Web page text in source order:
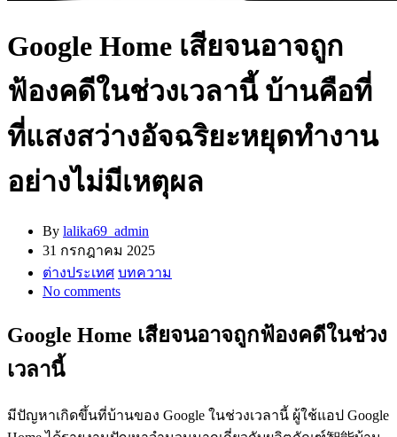
Google Home เสียจนอาจถูก
ฟ้องคดีในช่วงเวลานี้ บ้านคือที่
ที่แสงสว่างอัจฉริยะหยุดทำงาน
อย่างไม่มีเหตุผล
By lalika69_admin
31 กรกฎาคม 2025
ต่างประเทศ บทความ
No comments
Google Home เสียจนอาจถูกฟ้องคดีในช่วง
เวลานี้
มีปัญหาเกิดขึ้นที่บ้านของ Google ในช่วงเวลานี้ ผู้ใช้แอป Google